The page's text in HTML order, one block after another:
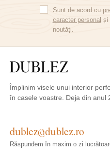
Sunt de acord cu
caracter personal și
noutăți.
Împlinim visele unui interior
în casele voastre. Deja din anul
dublez@dublez.ro
Răspundem în maxim o zi